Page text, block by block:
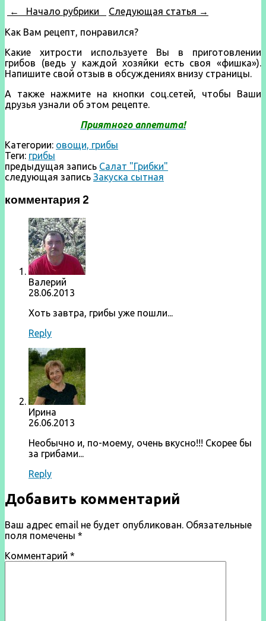
← Начало рубрики
Следующая статья →
Как Вам рецепт, понравился?
Какие хитрости используете Вы в приготовлении
грибов (ведь у каждой хозяйки есть своя «фишка»).
Напишите свой отзыв в обсуждениях внизу страницы.
А также нажмите на кнопки соц.сетей, чтобы Ваши
друзья узнали об этом рецепте.
Приятного аппетита!
Категории: овощи, грибы
Теги: грибы
предыдущая запись Салат "Грибки"
следующая запись Закуска сытная
комментария 2
Валерий
28.06.2013
Хоть завтра, грибы уже пошли...
Reply
Ирина
26.06.2013
Необычно и, по-моему, очень вкусно!!! Скорее бы
за грибами...
Reply
Добавить комментарий
Ваш адрес email не будет опубликован. Обязательные
поля помечены *
Комментарий *